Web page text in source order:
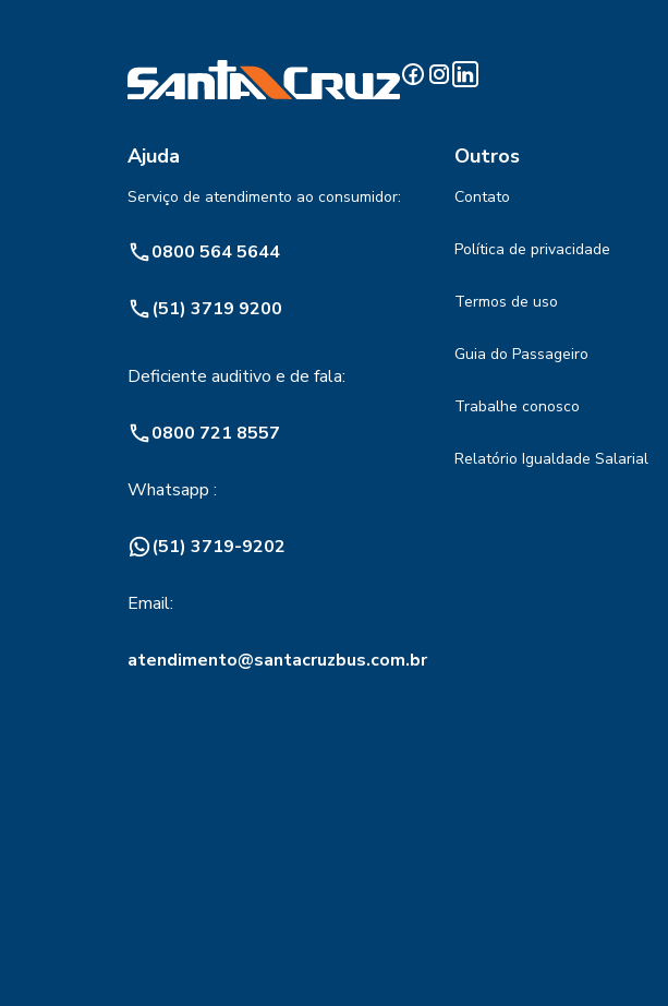
Ajuda
Serviço de atendimento ao consumidor:
0800 564 5644
(51) 3719 9200
Deficiente auditivo e de fala:
0800 721 8557
Whatsapp :
(51) 3719-9202
Email:
atendimento@santacruzbus.com.br
Outros
Contato
Política de privacidade
Termos de uso
Guia do Passageiro
Trabalhe conosco
Relatório Igualdade Salarial